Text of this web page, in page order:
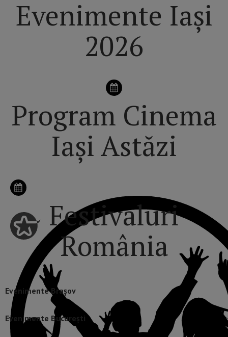
Evenimente Iași
2026
Program Cinema
Iași Astăzi
Festivaluri
România
Evenimente Brașov
Evenimente București